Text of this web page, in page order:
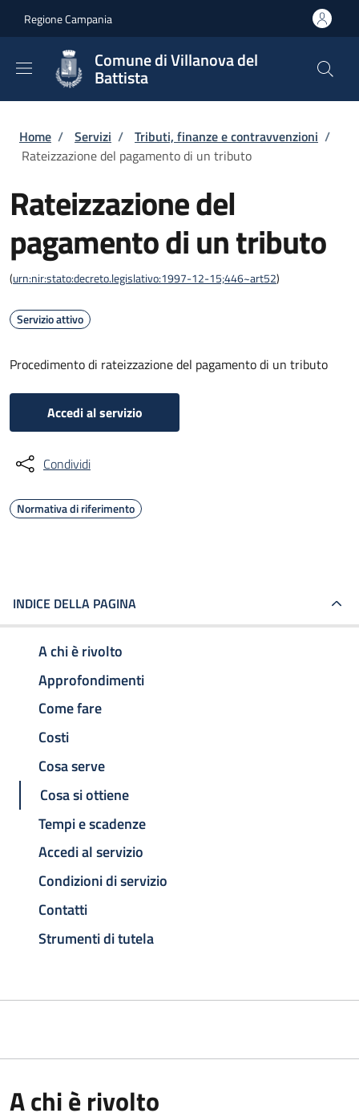
Regione Campania
Comune di Villanova del
Battista
Briciole di pane
Home / Servizi / Tributi, finanze e contravvenzioni /
Rateizzazione del pagamento di un tributo
Rateizzazione del
pagamento di un tributo
(urn:nir:stato:decreto.legislativo:1997-12-15;446~art52)
Servizio attivo
Procedimento di rateizzazione del pagamento di un tributo
Accedi al servizio
Condividi
Normativa di riferimento
INDICE DELLA PAGINA
A chi è rivolto
Approfondimenti
Come fare
Costi
Cosa serve
Cosa si ottiene
Tempi e scadenze
Accedi al servizio
Condizioni di servizio
Contatti
Strumenti di tutela
A chi è rivolto